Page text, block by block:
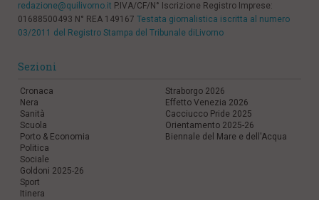
redazione@quilivorno.it P.IVA/CF/N° Iscrizione Registro Imprese:
01688500493 N° REA 149167 Testata giornalistica iscritta al numero
03/2011 del Registro Stampa del Tribunale diLivorno
Sezioni
Cronaca
Nera
Sanità
Scuola
Porto & Economia
Politica
Sociale
Goldoni 2025-26
Sport
Itinera
Straborgo 2026
Effetto Venezia 2026
Cacciucco Pride 2025
Orientamento 2025-26
Biennale del Mare e dell'Acqua